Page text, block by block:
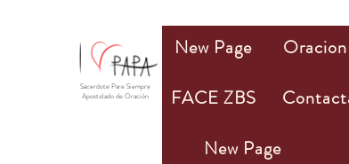
New Page
FACE ZBS
New Page
Sacerdote Pare Siempre
Apostolado de Oración